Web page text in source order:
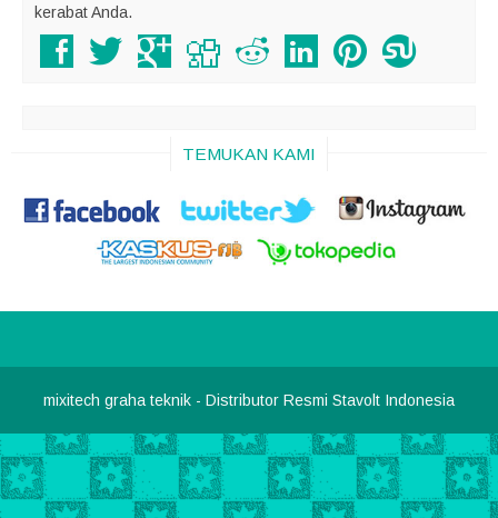
kerabat Anda.
TEMUKAN KAMI
mixitech graha teknik - Distributor Resmi Stavolt Indonesia